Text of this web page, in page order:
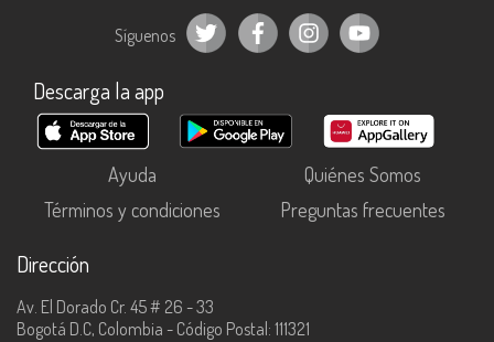
Síguenos
Descarga la app
Ayuda
Quiénes Somos
Términos y condiciones
Preguntas frecuentes
Dirección
Av. El Dorado Cr. 45 # 26 - 33
Bogotá D.C, Colombia - Código Postal: 111321